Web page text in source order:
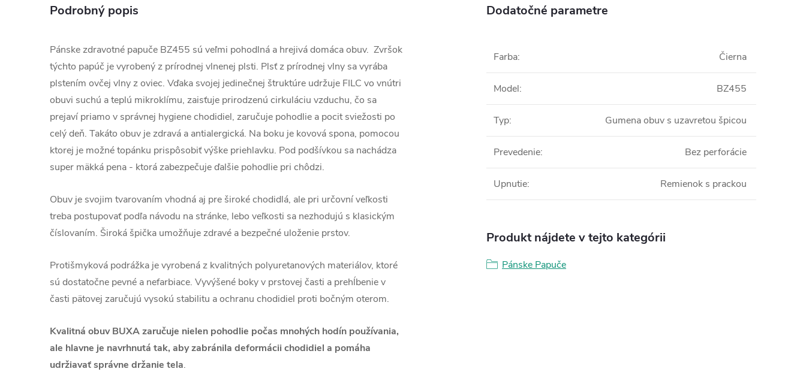
Podrobný popis
Pánske zdravotné papuče BZ455 sú veľmi pohodlná a hrejivá domáca obuv. Zvršok
týchto papúč je vyrobený z prírodnej vlnenej plsti. Plsť z prírodnej vlny sa vyrába
plstením ovčej vlny z oviec. Vďaka svojej jedinečnej štruktúre udržuje FILC vo vnútri
obuvi suchú a teplú mikroklímu, zaisťuje prirodzenú cirkuláciu vzduchu, čo sa
prejaví priamo v správnej hygiene chodidiel, zaručuje pohodlie a pocit sviežosti po
celý deň. Takáto obuv je zdravá a antialergická. Na boku je kovová spona, pomocou
ktorej je možné topánku prispôsobiť výške priehlavku. Pod podšívkou sa nachádza
super mäkká pena - ktorázabezpečujeďalšie pohodlie pri chôdzi.
Obuv je svojim tvarovaním vhodná aj pre široké chodidlá, ale pri určovní veľkosti
treba postupovať podľa návodu na stránke, lebo veľkosti sa nezhodujú s klasickým
číslovaním. Široká špička umožňuje zdravé a bezpečné uloženie prstov.
Protišmyková podrážka je vyrobená z kvalitných polyuretanových materiálov, ktoré
sú dostatočne pevné a nefarbiace. Vyvýšené boky v prstovej časti a prehĺbenie v
časti pätovej zaručujú vysokú stabilitu a ochranu chodidiel proti bočným oterom.
Kvalitná obuv BUXA zaručuje nielen pohodlie počas mnohých hodín používania,
ale hlavne je navrhnutá tak, aby zabránila deformácii chodidiel a pomáha
udržiavať správne držanie tela.
Dodatočné parametre
Farba: Čierna
Model: BZ455
Typ: Gumena obuv s uzavretou špicou
Prevedenie: Bez perforácie
Upnutie: Remienok s prackou
Produkt nájdete v tejto kategórii
Pánske Papuče